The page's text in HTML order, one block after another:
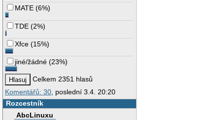
MATE (6%)
TDE (2%)
Xfce (15%)
jiné/žádné (23%)
Celkem 2351 hlasů
Komentářů: 30 , poslední 3.4. 20:20
Rozcestník
AbcLinuxu